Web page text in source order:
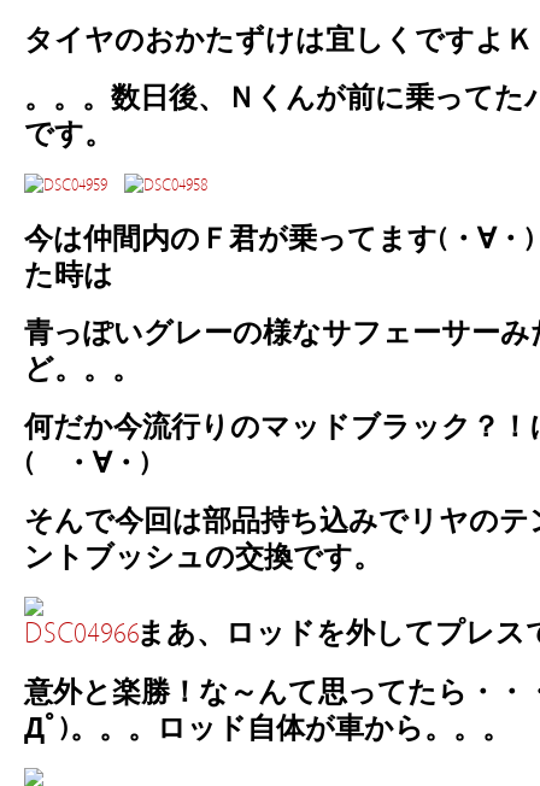
タイヤのおかたずけは宜しくです
。。。数日後、Ｎくんが前に乗って
です。
今は仲間内のＦ君が乗ってます(・∀
た時は
青っぽいグレーの様なサフェーサー
ど。。。
何だか今流行りのマッドブラック？
( ・∀・)
そんで今回は部品持ち込みでリヤの
ントブッシュの交換です。
まあ、ロッドを外してプレス
意外と楽勝！な～んて思ってたら・・
Дﾟ)。。。ロッド自体が車から。。。